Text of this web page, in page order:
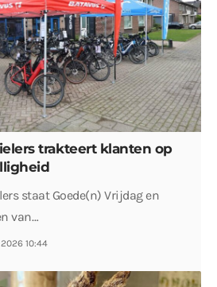
trakteert klanten op
staat Goede(n) Vrijdag en
van…
10:44